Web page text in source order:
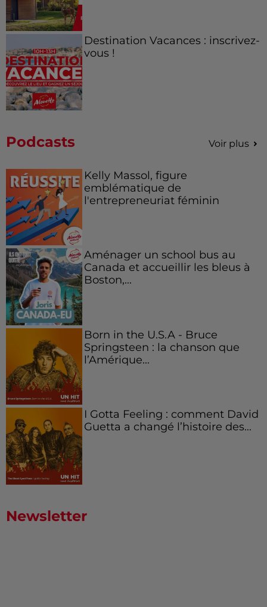
Destination Vacances : inscrivez-
vous !
Podcasts Voir plus
Kelly Massol, figure
emblématique de
l'entrepreneuriat féminin
Aménager un school bus au
Canada et accueillir les bleus à
Boston,...
Born in the U.S.A - Bruce
Springsteen : la chanson que
l’Amérique...
I Gotta Feeling : comment David
Guetta a changé l’histoire des...
Newsletter